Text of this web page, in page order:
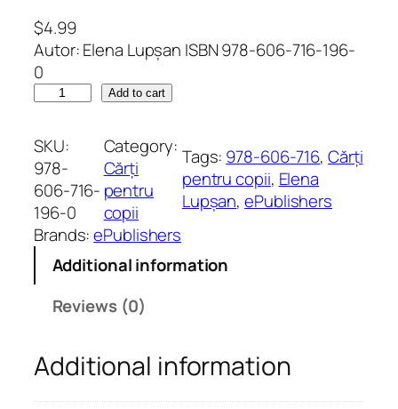
$4.99
Autor: Elena Lupșan ISBN 978-606-716-196-
0
c
u
v
â
n
t
r
e
l
Add to cart
SKU:
978-
606-716-
196-0
Category:
Cărți
pentru
copii
Tags: 978-606-716, Cărți
pentru copii, Elena
Lupșan, ePublishers
Brands:ePublishers
Additional information
Reviews (0)
Additional information